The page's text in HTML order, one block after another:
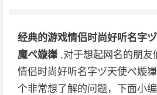
经典的游戏情侣时尚好听名字
魔ぺ嫙嵂 ,对于想起网名的朋友
情侣时尚好听名字ヅ天使ぺ嫙
个非常想了解的问题，下面小